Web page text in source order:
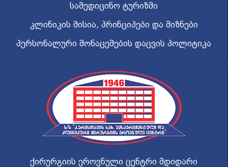
სამედიცინო ტურიზმი
კლინიკის მისია, პრინციპები და მიზნები
პერსონალური მონაცემების დაცვის პოლიტიკა
ქირურგიის ეროვნული ცენტრი მდიდარი